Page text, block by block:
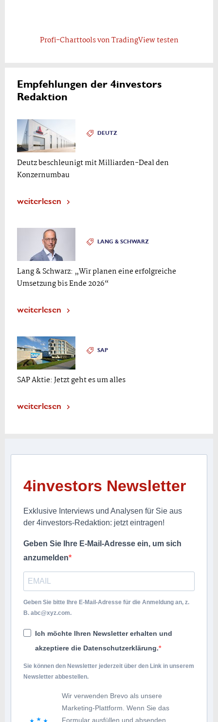
Profi-Charttools von TradingView testen
Empfehlungen der 4investors
Redaktion
DEUTZ
Deutz beschleunigt mit Milliarden-Deal den
Konzernumbau
weiterlesen
LANG & SCHWARZ
Lang & Schwarz: „Wir planen eine erfolgreiche
Umsetzung bis Ende 2026“
weiterlesen
SAP
SAP Aktie: Jetzt geht es um alles
weiterlesen
4investors Newsletter
Exklusive Interviews und Analysen für Sie aus
der 4investors-Redaktion: jetzt eintragen!
Geben Sie Ihre E-Mail-Adresse ein, um sich
anzumelden
Geben Sie bitte Ihre E-Mail-Adresse für die Anmeldung an, z.
B. abc@xyz.com.
Ich möchte Ihren Newsletter erhalten und
akzeptiere die Datenschutzerklärung.
Sie können den Newsletter jederzeit über den Link in unserem
Newsletter abbestellen.
Wir verwenden Brevo als unsere
Marketing-Plattform. Wenn Sie das
Formular ausfüllen und absenden,